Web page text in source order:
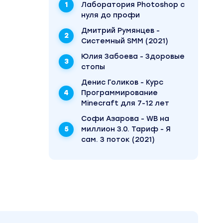
Лаборатория Photoshop с
нуля до профи
Дмитрий Румянцев -
Системный SMM (2021)
Юлия Забоева - Здоровые
стопы
Денис Голиков - Курс
Программирование
Minecraft для 7-12 лет
Софи Азарова - WB на
миллион 3.0. Тариф - Я
сам. 3 поток (2021)